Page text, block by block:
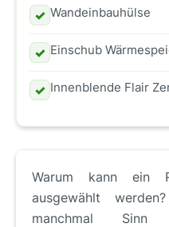
✓ Wandeinbauhülse
✓ Einschub
✓ Innenblende Flair
Warum kann ein
ausgewählt
manchmal